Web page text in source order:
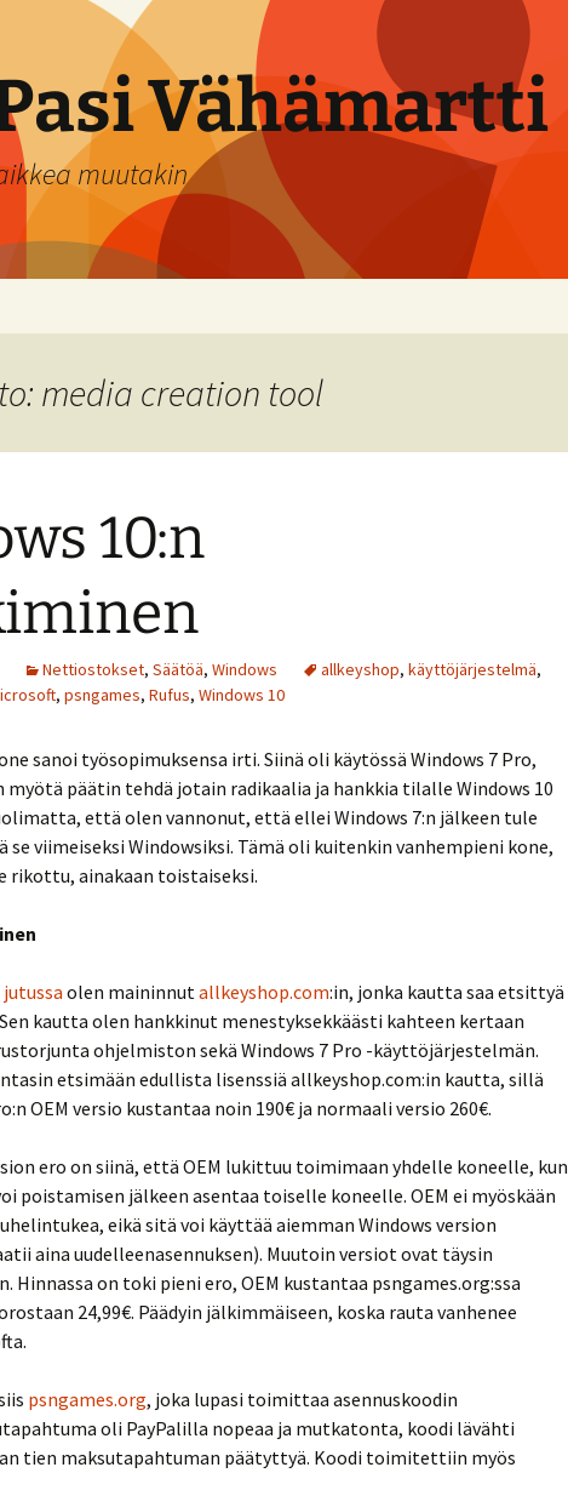
Vähämartti
muutakin
media creation tool
10:n
Nettiostokset, Säätöä, Windows allkeyshop, käyttöjärjestelmä,
, psngames, Rufus, Windows 10
sanoi työsopimuksensa irti. Siinä oli käytössä Windows 7 Pro,
myötä päätin tehdä jotain radikaalia ja hankkia tilalle Windows 10
että olen vannonut, että ellei Windows 7:n jälkeen tule
se viimeiseksi Windowsiksi. Tämä oli kuitenkin vanhempieni kone,
rikottu, ainakaan toistaiseksi.
jutussa olen maininnutallkeyshop.com:in, jonka kautta saa etsittyä
kautta olen hankkinut menestyksekkäästi kahteen kertaan
ohjelmiston sekä Windows 7 Pro -käyttöjärjestelmän.
etsimään edullista lisenssiä allkeyshop.com:in kautta, sillä
OEM versio kustantaa noin 190€ ja normaali versio 260€.
ero on siinä, että OEM lukittuu toimimaan yhdelle koneelle, kun
poistamisen jälkeen asentaa toiselle koneelle. OEM ei myöskään
eikä sitä voi käyttää aiemman Windows version
aina uudelleenasennuksen). Muutoin versiot ovat täysin
Hinnassa on toki pieni ero, OEM kustantaa psngames.org:ssa
24,99€. Päädyin jälkimmäiseen, koska rauta vanhenee
psngames.org, joka lupasi toimittaa asennuskoodin
oli PayPalilla nopeaa ja mutkatonta, koodi lävähti
tien maksutapahtuman päätyttyä. Koodi toimitettiin myös